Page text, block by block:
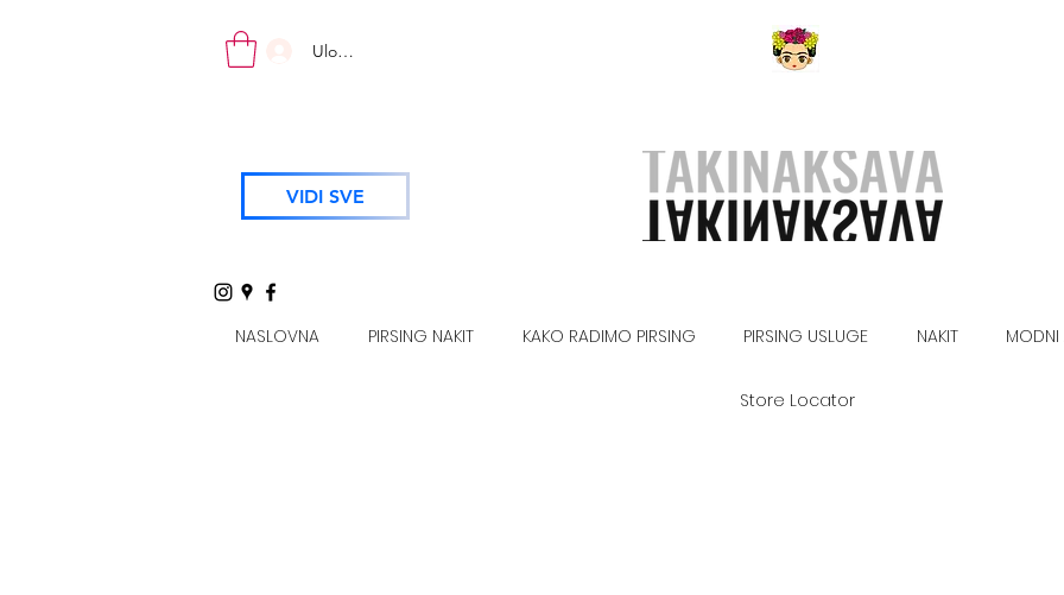
Uloguj se
VIDI SVE
NASLOVNA PIRSING NAKIT KAKO RADIMO PIRSING PIRSING USLUGE NAKIT MODNI
Store Locator